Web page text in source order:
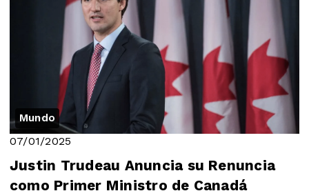
Mundo
07/01/2025
Justin Trudeau Anuncia su Renuncia
como Primer Ministro de Canadá